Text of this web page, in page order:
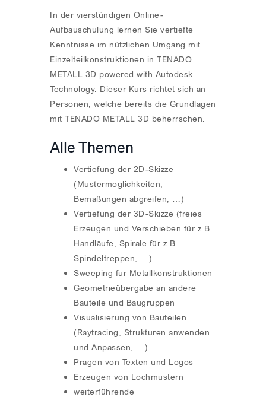
In der vierstündigen Online-
Aufbauschulung lernen Sie vertiefte
Kenntnisse im nützlichen Umgang mit
Einzelteilkonstruktionen in TENADO
METALL 3D powered with Autodesk
Technology. Dieser Kurs richtet sich an
Personen, welche bereits die Grundlagen
mit TENADO METALL 3D beherrschen.
Alle Themen
Vertiefung der 2D-Skizze
(Mustermöglichkeiten,
Bemaßungen abgreifen, …)
Vertiefung der 3D-Skizze (freies
Erzeugen und Verschieben für z.B.
Handläufe, Spirale für z.B.
Spindeltreppen, …)
Sweeping für Metallkonstruktionen
Geometrieübergabe an andere
Bauteile und Baugruppen
Visualisierung von Bauteilen
(Raytracing, Strukturen anwenden
und Anpassen, …)
Prägen von Texten und Logos
Erzeugen von Lochmustern
weiterführende